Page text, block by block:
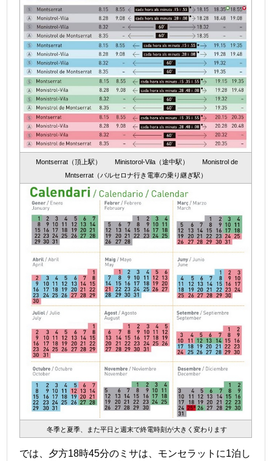
Montserrat（頂上駅） Ministorol-Vila（途中駅） Monistrol de
Mntserrat（バルセロナ行き電車の乗り継ぎ駅）
冬季と夏季、また平日と週末で終電時刻が大きく変わります
では、夕方18時45分のミサは、モンセラットに1泊し